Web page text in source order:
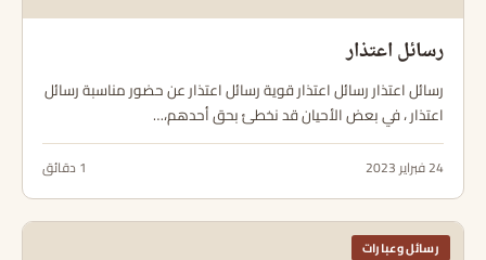
رسائل اعتذار
رسائل اعتذار رسائل اعتذار قوية رسائل اعتذار عن حضور مناسبة رسائل
اعتذار ، في بعض الأحيان قد نخطئ بحق أحدهم،…
24 فبراير 2023 1 دقائق
رسائل وعبارات